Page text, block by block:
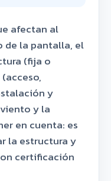
afectan al
de la pantalla, el
(fija o
y
y la
en cuenta: es
la estructura y
certificación